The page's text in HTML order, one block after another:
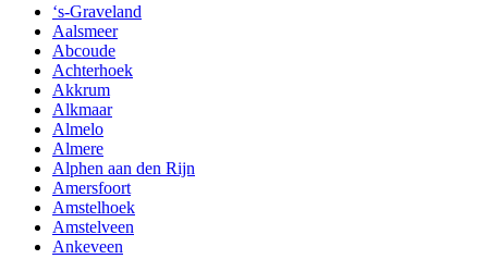
‘s-Graveland
Aalsmeer
Abcoude
Achterhoek
Akkrum
Alkmaar
Almelo
Almere
Alphen aan den Rijn
Amersfoort
Amstelhoek
Amstelveen
Ankeveen